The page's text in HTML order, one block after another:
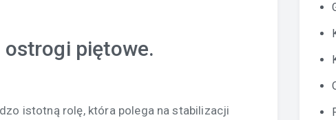
ostrogi piętowe.
istotną rolę, która polega na stabilizacji